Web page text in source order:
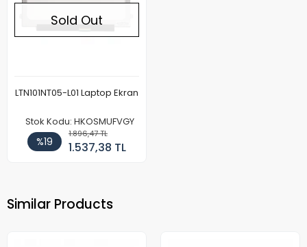
Sold Out
LTN101NT05-L01 Laptop Ekran
Stok Kodu: HKOSMUFVGY
%19
1.896,47 TL
1.537,38 TL
Similar Products